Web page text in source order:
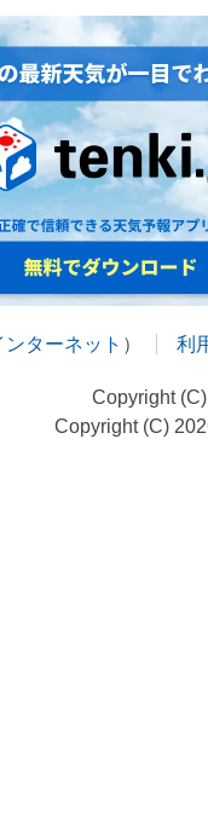
ターネット ） 利
Copyright
Copyright (C)